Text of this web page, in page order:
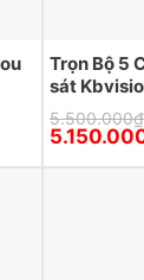
Trọn Bộ 5
sát
5.500.000₫
Giá
gốc
là: